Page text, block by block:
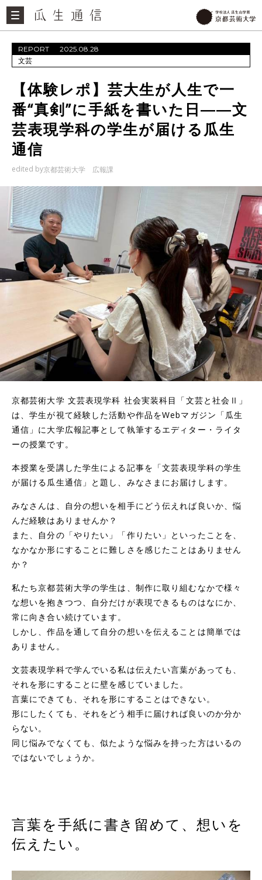
REPORT 2025.08.28
文芸
【体験レポ】芸大生が人生で一
番“真剣”に手紙を書いた日――文
芸表現学科の学生が届ける瓜生
通信
edited by京都芸術大学 広報課
京都芸術大学 文芸表現学科 社会実装科目「文芸と社会Ⅱ」
は、学生が視て経験した活動や作品をWebマガジン「瓜生
通信」に大学広報記事として執筆するエディター・ライタ
ーの授業です。
本授業を受講した学生による記事を「文芸表現学科の学生
が届ける瓜生通信」と題し、みなさまにお届けします。
みなさんは、自分の想いを相手にどう伝えれば良いか、悩
んだ経験はありませんか？
また、自分の「やりたい」「作りたい」といったことを、
なかなか形にすることに難しさを感じたことはありません
か？
私たち京都芸術大学の学生は、制作に取り組むなかで様々
な想いを抱きつつ、自分だけが表現できるものはなにか、
常に向き合い続けています。
しかし、作品を通して自分の想いを伝えることは簡単では
ありません。
文芸表現学科で学んでいる私は伝えたい言葉があっても、
それを形にすることに壁を感じていました。
言葉にできても、それを形にすることはできない。
形にしたくても、それをどう相手に届ければ良いのか分か
らない。
同じ悩みでなくても、似たような悩みを持った方はいるの
ではないでしょうか。
言葉を手紙に書き留めて、想いを
伝えたい。